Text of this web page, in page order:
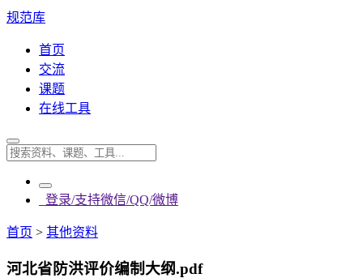
规范库
首页
交流
课题
在线工具
登录/支持微信/QQ/微博
首页 > 其他资料
河北省防洪评价编制大纲.pdf